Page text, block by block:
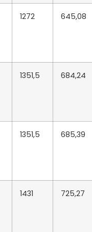
1272 645,08
1351,5 684,24
1351,5 685,39
1431 725,27